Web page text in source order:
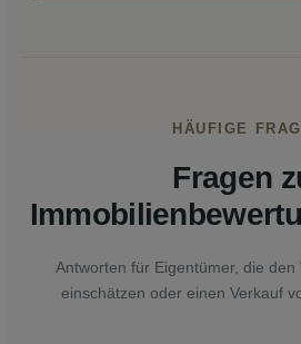
HÄUFIGE
Fragen
Antworten für Eigentümer, die
einschätzen oder einen Verkauf